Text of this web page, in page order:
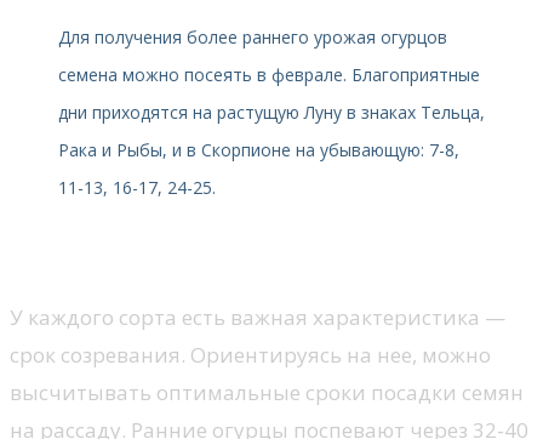
Для получения более раннего урожая огурцов
семена можно посеять в феврале. Благоприятные
дни приходятся на растущую Луну в знаках Тельца,
Рака и Рыбы, и в Скорпионе на убывающую: 7-8,
11-13, 16-17, 24-25.
У каждого сорта есть важная характеристика —
срок созревания. Ориентируясь на нее, можно
высчитывать оптимальные сроки посадки семян
на рассаду. Ранние огурцы поспевают через 32-40